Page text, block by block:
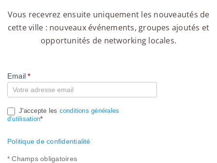
Vous recevrez ensuite uniquement les nouveautés de
cette ville : nouveaux événements, groupes ajoutés et
opportunités de networking locales.
Compte
Email*
J'accepte les conditions générales
d’utilisation*
Politique de confidentialité
* Champs obligatoires